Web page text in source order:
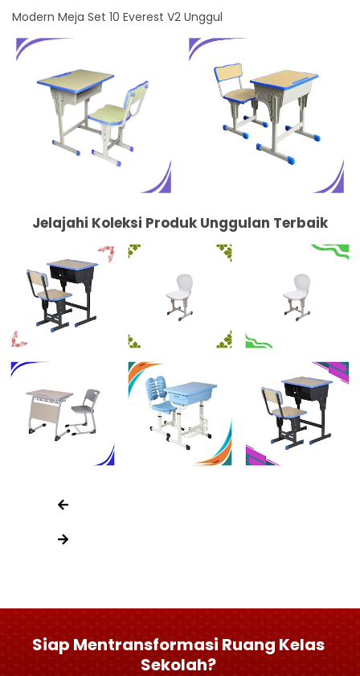
Modern Meja Set 10 Everest V2 Unggul
Jelajahi Koleksi Produk Unggulan Terbaik
Siap Mentransformasi Ruang Kelas
Sekolah?